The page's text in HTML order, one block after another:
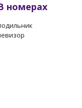
номерах